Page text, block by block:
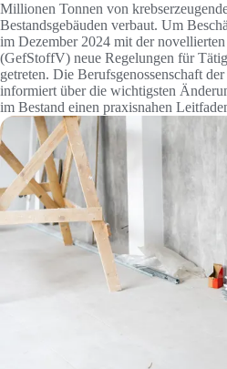
Millionen Tonnen von
Bestandsgebäuden verbaut. Um
im Dezember 2024 mit der
(GefStoffV) neue Regelungen für
getreten. Die Berufsgenossenschaft
informiert über die wichtigsten
im Bestand einen praxisnahen